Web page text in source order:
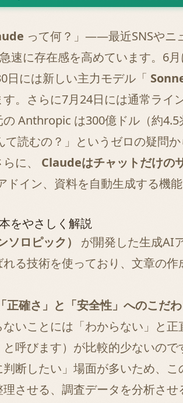
って何？」——最近SNSやニ
速に存在感を高めています。6
日には新しい主力モデル「
。さらに7月24日には通常ライ
Anthropic は300億ドル（約4.5
読むの？」というゼロの疑問
に、 Claudeはチャットだけの
イン、資料を自動生成する機
をやさしく解説
ロピック）
が開発した生成AI
る技術を使っており、文章の
「正確さ」と「安全性」へのこだわ
いことには「わからない」と
呼びます）が比較的少ないので
断したい」場面が多いため、
させる、調査データを分析さ